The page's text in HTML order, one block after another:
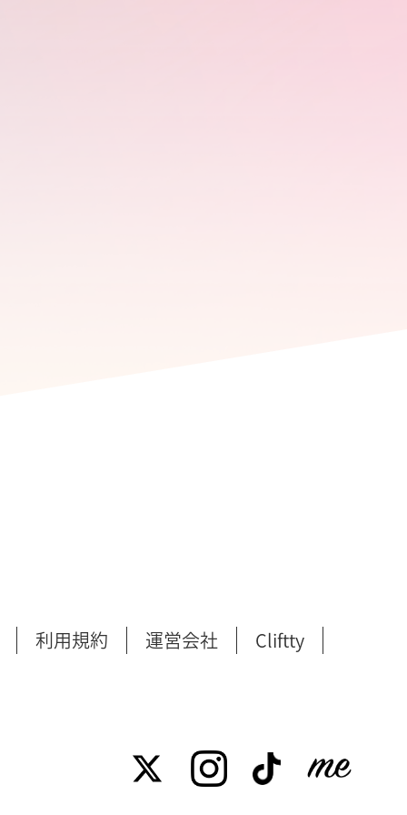
利用規約 運営会社 Cliftty